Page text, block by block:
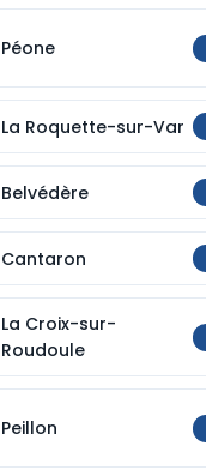
Péone
La Roquette-sur-Var
Belvédère
Cantaron
La Croix-sur-
Roudoule
Peillon